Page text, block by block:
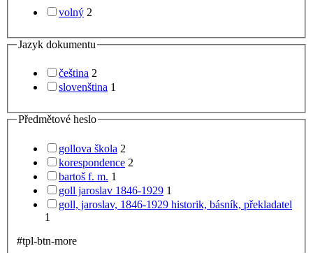
volný 2
Jazyk dokumentu
čeština 2
slovenština 1
Předmětové heslo
gollova škola 2
korespondence 2
bartoš f. m. 1
goll jaroslav 1846-1929 1
goll, jaroslav, 1846-1929 historik, básník, překladatel
1
#tpl-btn-more